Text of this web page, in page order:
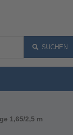
SUCHEN
1,65/2,5 m